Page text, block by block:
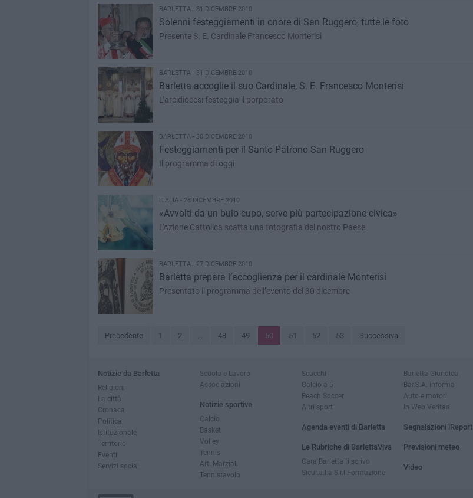
BARLETTA - 31 DICEMBRE 2010
Solenni festeggiamenti in onore di San Ruggero, tutte le foto
Presente S. E. Cardinale Francesco Monterisi
BARLETTA - 31 DICEMBRE 2010
Barletta accoglie il suo Cardinale, S. E. Francesco Monterisi
L’arcidiocesi festeggia il porporato
BARLETTA - 30 DICEMBRE 2010
Festeggiamenti per il Santo Patrono San Ruggero
Il programma di oggi
ITALIA - 28 DICEMBRE 2010
«Avvolti da un buio cupo, serve più partecipazione civica»
L'Azione Cattolica scatta una fotografia del nostro Paese
BARLETTA - 27 DICEMBRE 2010
Barletta prepara l’accoglienza per il cardinale Monterisi
Presentato il programma dell’evento del 30 dicembre
Precedente 1 2 ... 48 49 50 51 52 53 Successiva
Notizie da Barletta
Religioni
La città
Cronaca
Politica
Istituzionale
Territorio
Eventi
Servizi sociali
Scuola e Lavoro
Associazioni
Notizie sportive
Calcio
Basket
Volley
Tennis
Arti Marziali
Tennistavolo
Scacchi
Calcio a 5
Beach Soccer
Altri sport
Agenda eventi di Barletta
Le Rubriche di BarlettaViva
Cara Barletta ti scrivo
Sicur.a.l.a S.r.l Formazione
Barletta Giuridica
Bar.S.A. informa
Auto e motori
In Web Veritas
Segnalazioni iReport
Previsioni meteo
Video